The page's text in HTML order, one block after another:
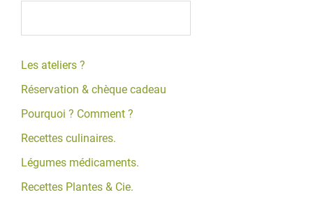
Les ateliers ?
Réservation & chèque cadeau
Pourquoi ? Comment ?
Recettes culinaires.
Légumes médicaments.
Recettes Plantes & Cie.